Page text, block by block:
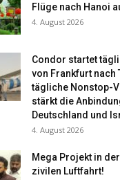
Flüge nach Hanoi
4. August 2026
Condor startet
von Frankfurt nach
tägliche Nonstop-
stärkt die
Deutschland und
4. August 2026
Mega Projekt in
zivilen Luftfahrt!